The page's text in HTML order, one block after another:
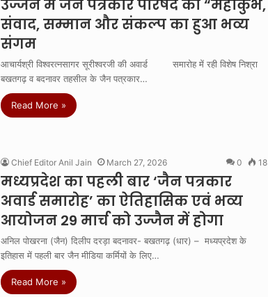
उज्जैन में जैन पत्रकार परिषद का “महाकुंभ,
संवाद, सम्मान और संकल्प का हुआ भव्य
संगम
आचार्यश्री विश्वरत्नसागर सूरीश्वरजी की अवार्ड समारोह में रही विशेष निश्रा
बखतगढ़ व बदनावर तहसील के जैन पत्रकार…
Read More »
Chief Editor Anil Jain March 27, 2026 0 18
मध्यप्रदेश का पहली बार ‘जैन पत्रकार
अवार्ड समारोह’ का ऐतिहासिक एवं भव्य
आयोजन 29 मार्च को उज्जैन में होगा
अनिल पोखरना (जैन) दिलीप दरड़ा बदनावर- बखतगढ़ (धार) – मध्यप्रदेश के
इतिहास में पहली बार जैन मीडिया कर्मियों के लिए…
Read More »